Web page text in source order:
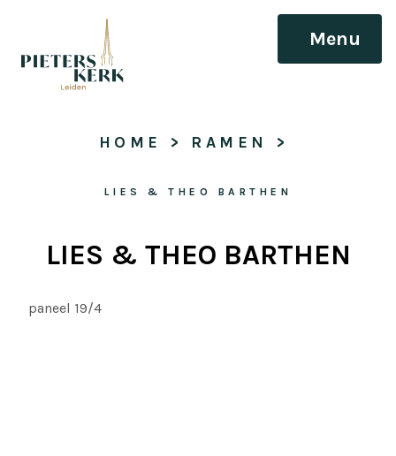
Menu
HOME > RAMEN >
LIES & THEO BARTHEN
LIES & THEO BARTHEN
paneel 19/4